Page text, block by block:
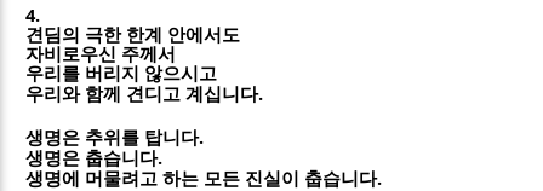
4.
견딤의 극한 한계 안에서도
자비로우신 주께서
우리를 버리지 않으시고
우리와 함께 견디고 계십니다.
생명은 추위를 탑니다.
생명은 춥습니다.
생명에 머물려고 하는 모든 진실이 춥습니다.